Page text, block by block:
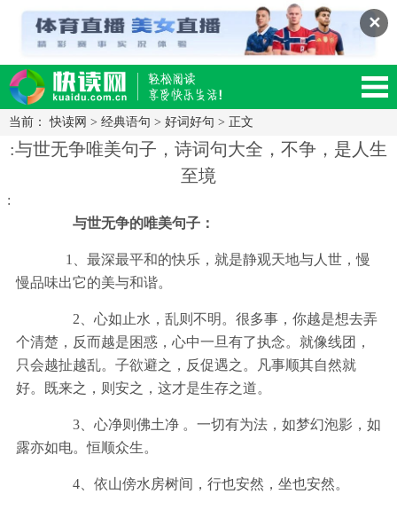
✕
读网-轻松阅读,快乐生活移动版
当前：快读网 > 经典语句 > 好词好句 > 正文
:与世无争唯美句子，诗词句大全，不争，是人生
至境
:
与世无争的唯美句子：
1、最深最平和的快乐，就是静观天地与人世，慢
慢品味出它的美与和谐。
2、心如止水，乱则不明。很多事，你越是想去弄
个清楚，反而越是困惑，心中一旦有了执念。就像线团，
只会越扯越乱。子欲避之，反促遇之。凡事顺其自然就
好。既来之，则安之，这才是生存之道。
3、心净则佛土净 。一切有为法，如梦幻泡影，如
露亦如电。恒顺众生。
4、依山傍水房树间，行也安然，坐也安然。